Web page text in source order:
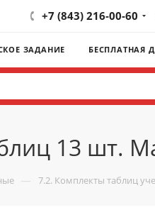
+7 (843) 216-00-60
ЗАДАНИЕ БЕСПЛАТНАЯ
13 шт.
— 7.2. Комплекты таблиц